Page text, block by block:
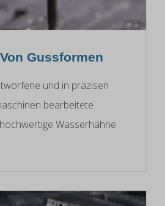
Gussformen
und in präzisen
bearbeitete
Wasserhähne